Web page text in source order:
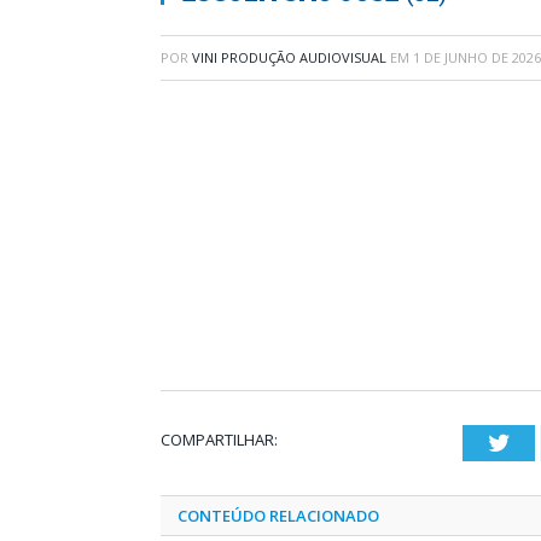
POR VINI PRODUÇÃO AUDIOVISUAL EM 1 DE JUNHO DE 2026
COMPARTILHAR:
CONTEÚDO RELACIONADO